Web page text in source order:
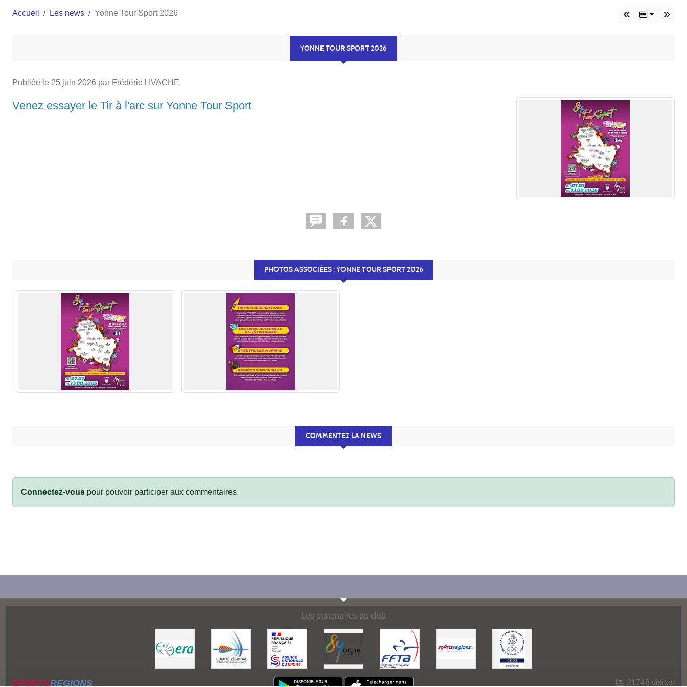
Accueil Les news Yonne Tour Sport 2026
YONNE TOUR SPORT 2026
Publiée le 25 juin 2026 par Frédéric LIVACHE
Venez essayer le Tir à l'arc sur Yonne Tour Sport
PHOTOS ASSOCIÉES : YONNE TOUR SPORT 2026
COMMENTEZ LA NEWS
Connectez-vous pour pouvoir participer aux commentaires.
Les partenaires du club
SPORTSREGIONS 21748 visites